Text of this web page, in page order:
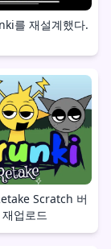
를 재설계했다.
Scratch 버
재업로드